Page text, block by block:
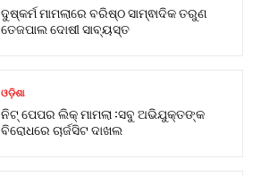
ଦୁଷ୍କର୍ମ ମାମଲାରେ ବରିଷ୍ଠ ସାମ୍ଵାଦିକ ତରୁଣ
ତେଜପାଲ ଦୋଷୀ ସାବ୍ୟସ୍ତ
ଓଡ଼ିଶା
ନିଟ୍ ପେପର ଲିକ୍ ମାମଲା :ସବୁ ଅଭିଯୁକ୍ତଙ୍କ
ବିରୋଧରେ ଚାର୍ଜସିଟ ଦାଖଲ